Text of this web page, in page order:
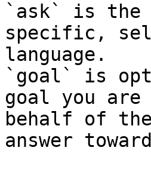
`ask` is the
specific,
language.
`goal` is
goal you
behalf of
answer